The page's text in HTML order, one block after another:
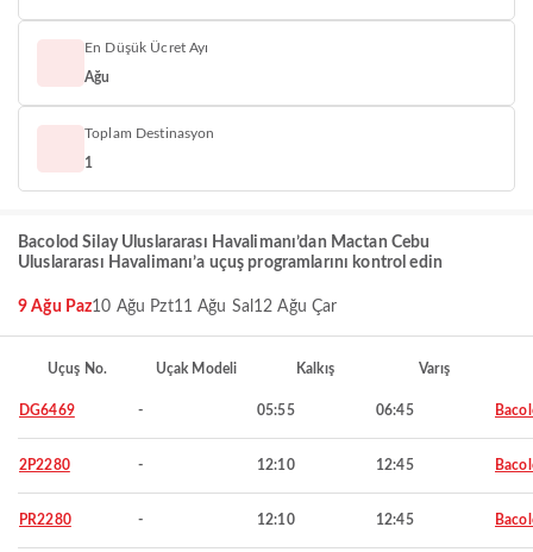
En Düşük Ücret Ayı
Ağu
Toplam Destinasyon
1
Bacolod Silay Uluslararası Havalimanı’dan Mactan Cebu
Uluslararası Havalimanı’a uçuş programlarını kontrol edin
9 Ağu Paz10 Ağu Pzt11 Ağu Sal 12 Ağu Çar
Uçuş No. Uçak Modeli Kalkış Varış
DG6469 - 05:55 06:45
2P2280 - 12:10 12:45
PR2280 - 12:10 12:45